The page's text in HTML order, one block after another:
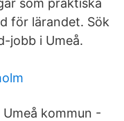
som praktiska
för lärandet. Sök
jobb i Umeå.
kommun -